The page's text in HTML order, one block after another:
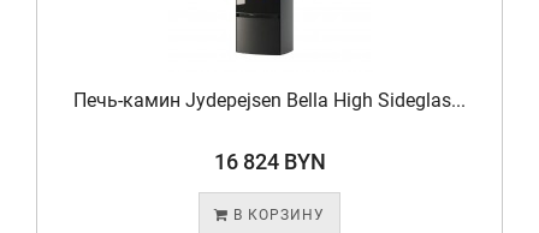
Печь-камин Jydepejsen Bella High Sideglas...
16 824 BYN
В КОРЗИНУ